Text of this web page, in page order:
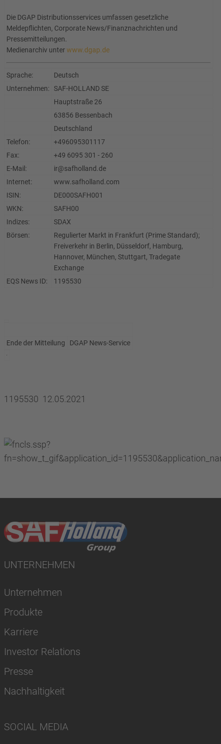
Die DGAP Distributionsservices umfassen gesetzliche
Meldepflichten, Corporate News/Finanznachrichten und
Pressemitteilungen.
Medienarchiv unterwww.dgap.de
Sprache:
Deutsch
Unternehmen:
SAF-HOLLAND SE
Hauptstraße 26
63856 Bessenbach
Deutschland
Telefon:
+496095301117
Fax:
+49 6095 301 - 260
E-Mail:
ir@safholland.de
Internet:
www.safholland.com
ISIN:
DE000SAFH001
WKN:
SAFH00
Indizes:
SDAX
Börsen:
Regulierter Markt in Frankfurt (Prime Standard);
Freiverkehr in Berlin, Düsseldorf, Hamburg,
Hannover, München, Stuttgart, Tradegate
Exchange
EQS News ID:
1195530
Ende der Mitteilung DGAP News-Service
1195530 12.05.2021
UNTERNEHMEN
Unternehmen
Produkte
Karriere
Investor Relations
Presse
Nachhaltigkeit
SOCIAL MEDIA